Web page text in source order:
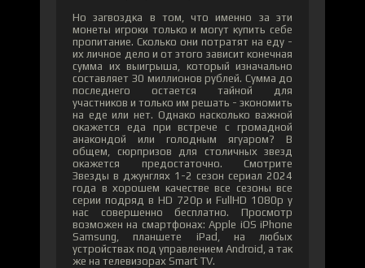
Но загвоздка в том, что именно за эти
монеты игроки только и могут купить себе
пропитание. Сколько они потратят на еду -
их личное дело и от этого зависит конечная
сумма их выигрыша, который изначально
составляет 30 миллионов рублей. Сумма до
последнего остается тайной для
участников и только им решать - экономить
на еде или нет. Однако насколько важной
окажется еда при встрече с громадной
анакондой или голодным ягуаром? В
общем, сюрпризов для столичных звезд
окажется предостаточно. Смотрите
Звезды в джунглях 1-2 сезон сериал 2024
года в хорошем качестве все сезоны все
серии подряд в HD 720p и FullHD 1080p у
нас совершенно бесплатно. Просмотр
возможен на смартфонах: Apple iOS iPhone
Samsung, планшете iPad, на любых
устройствах под управлением Android, а так
же на телевизорах Smart TV.